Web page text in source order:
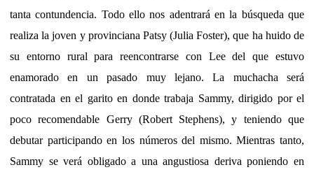
tanta contundencia. Todo ello nos adentrará en la búsqueda que
realiza la joven y provinciana Patsy (Julia Foster), que ha huido de
su entorno rural para reencontrarse con Lee del que estuvo
enamorado en un pasado muy lejano. La muchacha será
contratada en el garito en donde trabaja Sammy, dirigido por el
poco recomendable Gerry (Robert Stephens), y teniendo que
debutar participando en los números del mismo. Mientras tanto,
Sammy se verá obligado a una angustiosa deriva poniendo en